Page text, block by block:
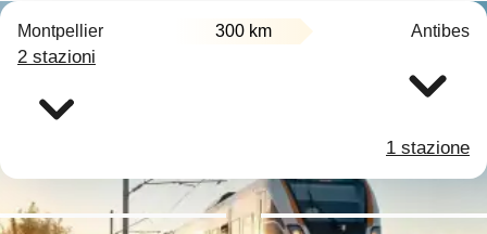
Montpellier 300 km Antibes
2 stazioni
1 stazione